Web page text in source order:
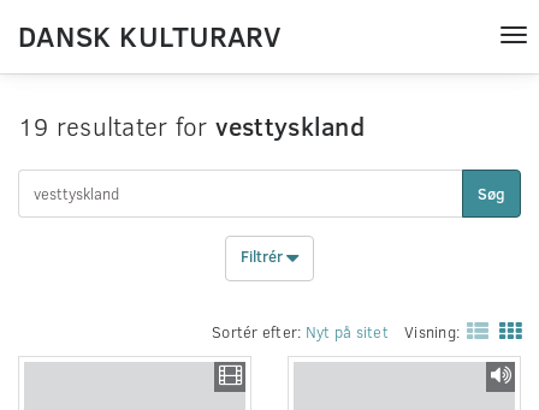
DANSK KULTURARV
19 resultater for vesttyskland
Søg
Filtrér
Sortér efter: Nyt på sitet Visning: